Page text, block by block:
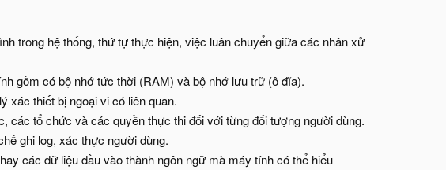
trong hệ thống, thứ tự thực hiện, việc luân chuyển giữa các nhân xử
gồm có bộ nhớ tức thời (RAM) và bộ nhớ lưu trữ (ô đĩa).
xác thiết bị ngoại vi có liên quan.
các tổ chức và các quyền thực thi đối với từng đối tượng người dùng.
ghi log, xác thực người dùng.
các dữ liệu đầu vào thành ngôn ngữ mà máy tính có thể hiểu